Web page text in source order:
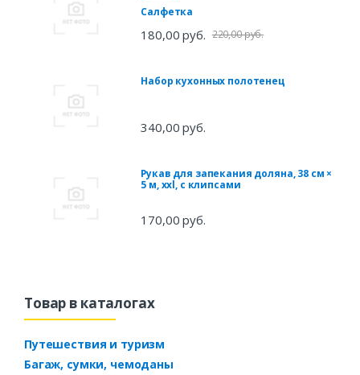
Салфетка
180,00 руб. 220,00 руб.
Набор кухонных полотенец
340,00 руб.
Рукав для запекания доляна, 38 см ×
5 м, xxl, с клипсами
170,00 руб.
Товар в каталогах
Путешествия и туризм
Багаж, сумки, чемоданы